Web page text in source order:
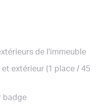
de l'immeuble
extérieur (1 place / 45
badge